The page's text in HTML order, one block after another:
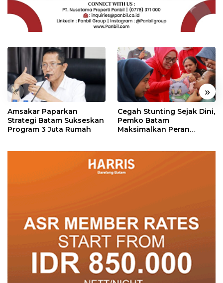
« »
Amsakar Paparkan
Strategi Batam Sukseskan
Program 3 Juta Rumah
Cegah Stunting Sejak Dini,
Pemko Batam
Maksimalkan Peran